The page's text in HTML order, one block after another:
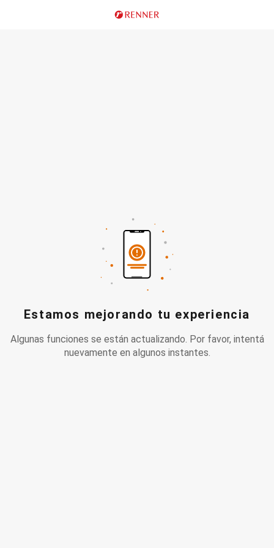
Estamos mejorando tu experiencia
Algunas funciones se están actualizando. Por favor, intentá
nuevamente en algunos instantes.